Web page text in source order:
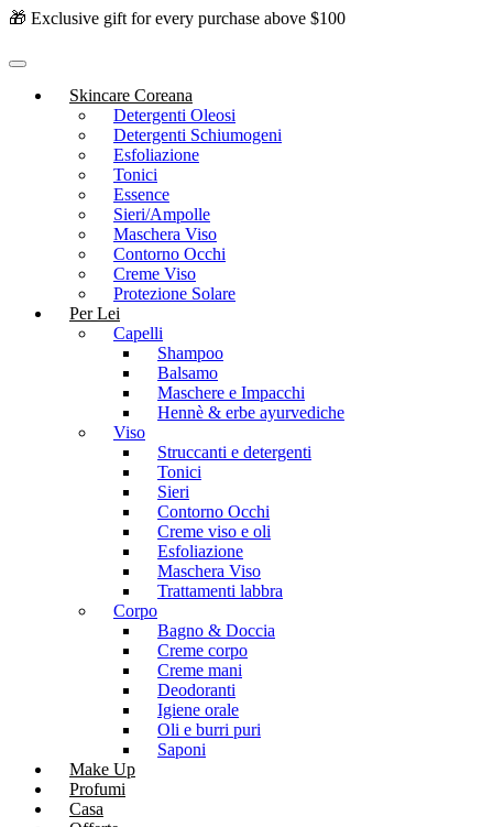
🎁 Exclusive gift for every purchase above $100
Skincare Coreana
Detergenti Oleosi
Detergenti Schiumogeni
Esfoliazione
Tonici
Essence
Sieri/Ampolle
Maschera Viso
Contorno Occhi
Creme Viso
Protezione Solare
Per Lei
Capelli
Shampoo
Balsamo
Maschere e Impacchi
Hennè & erbe ayurvediche
Viso
Struccanti e detergenti
Tonici
Sieri
Contorno Occhi
Creme viso e oli
Esfoliazione
Maschera Viso
Trattamenti labbra
Corpo
Bagno & Doccia
Creme corpo
Creme mani
Deodoranti
Igiene orale
Oli e burri puri
Saponi
Make Up
Profumi
Casa